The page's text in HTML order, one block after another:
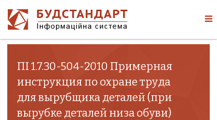
ПІ 1.7.30-504-2010 Примерная
инструкция по охране труда
для вырубщика деталей (при
вырубке деталей низа обуви)